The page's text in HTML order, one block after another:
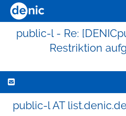
public-l - Re:
Restriktion
public-l AT list.denic.de